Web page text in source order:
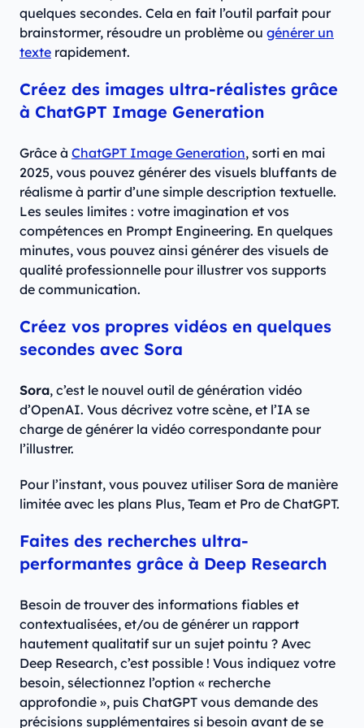
quelques secondes. Cela en fait l’outil parfait pour
brainstormer, résoudre un problème ou générer un
texte rapidement.
Créez des images ultra-réalistes grâce
à ChatGPT Image Generation
Grâce à ChatGPT Image Generation, sorti en mai
2025, vous pouvez générer des visuels bluffants de
réalisme à partir d’une simple description textuelle.
Les seules limites : votre imagination et vos
compétences en Prompt Engineering. En quelques
minutes, vous pouvez ainsi générer des visuels de
qualité professionnelle pour illustrer vos supports
de communication.
Créez vos propres vidéos en quelques
secondes avec Sora
Sora, c’est le nouvel outil de génération vidéo
d’OpenAI. Vous décrivez votre scène, et l’IA se
charge de générer la vidéo correspondante pour
l’illustrer.
Pour l’instant, vous pouvez utiliser Sora de manière
limitée avec les plans Plus, Team et Pro de ChatGPT.
Faites des recherches ultra-
performantes grâce à Deep Research
Besoin de trouver des informations fiables et
contextualisées, et/ou de générer un rapport
hautement qualitatif sur un sujet pointu ? Avec
Deep Research, c’est possible ! Vous indiquez votre
besoin, sélectionnez l’option « recherche
approfondie », puis ChatGPT vous demande des
précisions supplémentaires si besoin avant de se